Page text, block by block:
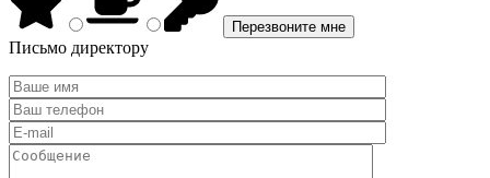
Письмо директору